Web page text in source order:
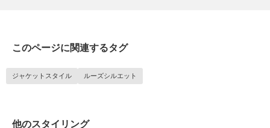
このページに関連するタグ
ジャケットスタイル ルーズシルエット
他のスタイリング